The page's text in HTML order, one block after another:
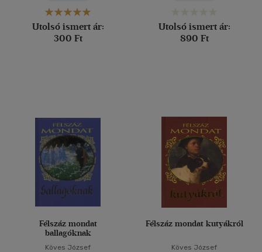
Utolsó ismert ár:
300 Ft
Utolsó ismert ár:
890 Ft
Félszáz mondat
ballagóknak
Köves József
Félszáz mondat kutyákról
Köves József